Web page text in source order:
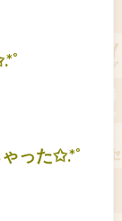
った✩.*˚